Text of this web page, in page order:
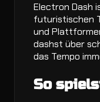
Electron Dash
futuristischen
und
dashst über
das Tempo
So